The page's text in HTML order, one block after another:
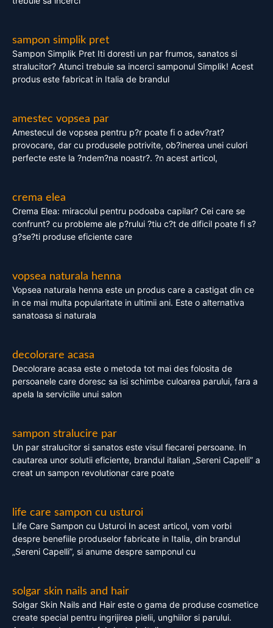
sampon simplik pret
Sampon Simplik Pret Iti doresti un par frumos, sanatos si
stralucitor? Atunci trebuie sa incerci samponul Simplik! Acest
produs este fabricat in Italia de brandul
amestec vopsea par
Amestecul de vopsea pentru p?r poate fi o adev?rat?
provocare, dar cu produsele potrivite, ob?inerea unei culori
perfecte este la ?ndem?na noastr?. ?n acest articol,
crema elea
Crema Elea: miracolul pentru podoaba capilar? Cei care se
confrunt? cu probleme ale p?rului ?tiu c?t de dificil poate fi s?
g?se?ti produse eficiente care
vopsea naturala henna
Vopsea naturala henna este un produs care a castigat din ce
in ce mai multa popularitate in ultimii ani. Este o alternativa
sanatoasa si naturala
decolorare acasa
Decolorare acasa este o metoda tot mai des folosita de
persoanele care doresc sa isi schimbe culoarea parului, fara a
apela la serviciile unui salon
sampon stralucire par
Un par stralucitor si sanatos este visul fiecarei persoane. In
cautarea unor solutii eficiente, brandul italian „Sereni Capelli” a
creat un sampon revolutionar care poate
life care sampon cu usturoi
Life Care Sampon cu Usturoi In acest articol, vom vorbi
despre benefiile produselor fabricate in Italia, din brandul
„Sereni Capelli”, si anume despre samponul cu
solgar skin nails and hair
Solgar Skin Nails and Hair este o gama de produse cosmetice
create special pentru ingrijirea pielii, unghiilor si parului.